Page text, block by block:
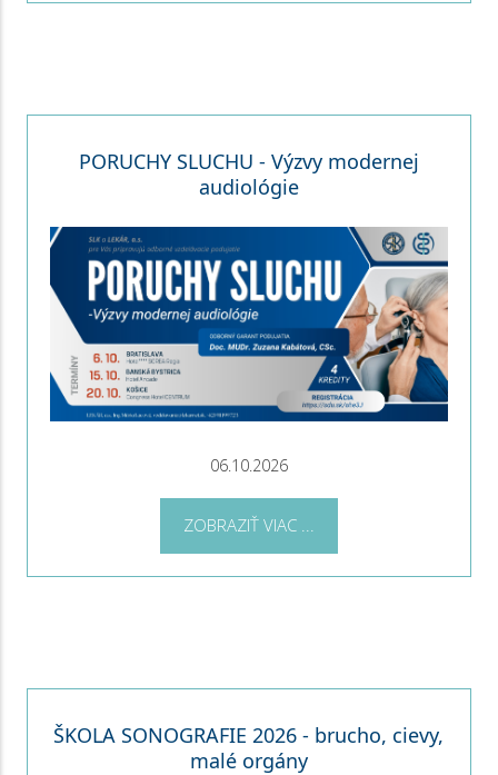
PORUCHY SLUCHU - Výzvy modernej
audiológie
06.10.2026
ZOBRAZIŤ VIAC ...
ŠKOLA SONOGRAFIE 2026 - brucho, cievy,
malé orgány